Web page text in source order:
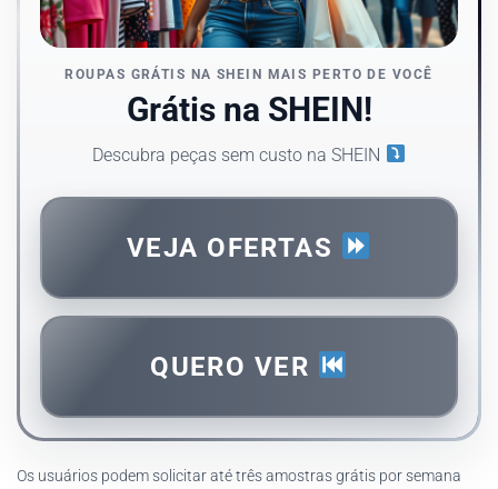
ROUPAS GRÁTIS NA SHEIN MAIS PERTO DE VOCÊ
Grátis na SHEIN!
Descubra peças sem custo na SHEIN
VEJA OFERTAS
QUERO VER
Os usuários podem solicitar até três amostras grátis por semana